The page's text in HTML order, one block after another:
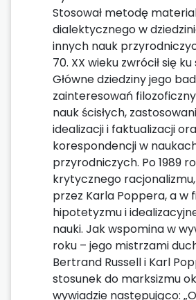
Stosował metodę
dialektycznego w
innych nauk
70. XX wieku zwrócił się
Główne dziedziny jego
zainteresowań
nauk ścisłych,
idealizacji i faktualizacji
korespondencji w
przyrodniczych. Po 1989
krytycznego
przez Karla Poppera, a w
hipotetyzmu i
nauki. Jak wspomina w
roku – jego mistrzami
Bertrand Russell i Karl
stosunek do marksizmu
wywiadzie następująco: